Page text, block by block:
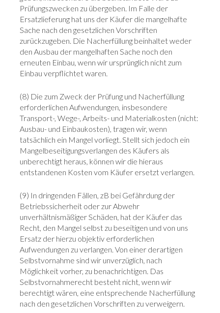
Prüfungszwecken zu übergeben. Im Falle der
Ersatzlieferung hat uns der Käufer die mangelhafte
Sache nach den gesetzlichen Vorschriften
zurückzugeben. Die Nacherfüllung beinhaltet weder
den Ausbau der mangelhaften Sache noch den
erneuten Einbau, wenn wir ursprünglich nicht zum
Einbau verpflichtet waren.
(8) Die zum Zweck der Prüfung und Nacherfüllung
erforderlichen Aufwendungen, insbesondere
Transport-, Wege-, Arbeits- und Materialkosten (nicht:
Ausbau- und Einbaukosten), tragen wir, wenn
tatsächlich ein Mangel vorliegt. Stellt sich jedoch ein
Mangelbeseitigungsverlangen des Käufers als
unberechtigt heraus, können wir die hieraus
entstandenen Kosten vom Käufer ersetzt verlangen.
(9) In dringenden Fällen, zB bei Gefährdung der
Betriebssicherheit oder zur Abwehr
unverhältnismäßiger Schäden, hat der Käufer das
Recht, den Mangel selbst zu beseitigen und von uns
Ersatz der hierzu objektiv erforderlichen
Aufwendungen zu verlangen. Von einer derartigen
Selbstvornahme sind wir unverzüglich, nach
Möglichkeit vorher, zu benachrichtigen. Das
Selbstvornahmerecht besteht nicht, wenn wir
berechtigt wären, eine entsprechende Nacherfüllung
nach den gesetzlichen Vorschriften zu verweigern.